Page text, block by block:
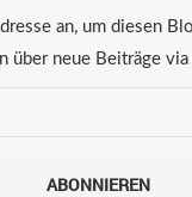
an, um diesen
über neue Beiträge
ABONNIEREN